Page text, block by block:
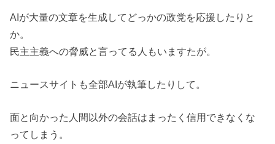
AIが大量の文章を生成してどっかの政党を応援したりと
か。
民主主義への脅威と言ってる人もいますたが。
ニュースサイトも全部AIが執筆したりして。
面と向かった人間以外の会話はまったく信用できなくな
ってしまう。